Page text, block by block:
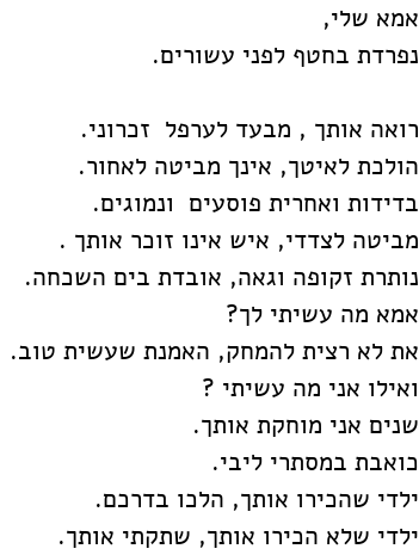
אמא שלי,
נפרדת בחטף לפני עשורים.
רואה אותך , מבעד לערפל  זכרוני.
הולכת לאיטך, אינך מביטה לאחור.
בדידות ואחרית פוסעים  ונמוגים.
מביטה לצדדי, איש אינו זוכר אותך .
נותרת זקופה וגאה, אובדת בים השכחה.
אמא מה עשיתי לך?
את לא רצית להמחק, האמנת שעשית טוב.
ואילו אני מה עשיתי ?
שנים אני מוחקת אותך.
כואבת במסתרי ליבי.
ילדי שהכירו אותך, הלכו בדרכם.
ילדי שלא הכירו אותך, שתקתי אותך.